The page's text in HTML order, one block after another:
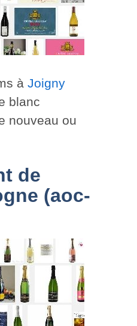
à Joigny
blanc
nouveau ou
de
(aoc-